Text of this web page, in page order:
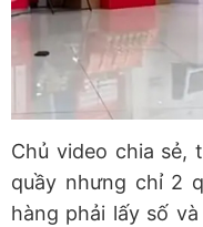
Chủ video chia sẻ,
quầy nhưng chỉ 2
hàng phải lấy số